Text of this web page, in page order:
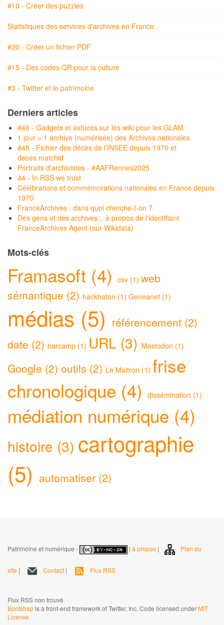
#10 - Créer des puzzles
Statistiques des services d'archives en France
#20 - Créer un fichier PDF
#15 - Des codes QR pour la culture
#3 - Twitter et le patrimoine
Derniers articles
#46 - Gadgets et astuces sur les wiki pour les GLAM
1 jour = 1 archive (numérisée) des Archives nationales
#45 - Fichier des décès de l'INSEE depuis 1970 et
deces.matchid
Portraits d'archivistes - #AAFRennes2025
44 - In RSS we trust
Célébrations et commémorations nationales en France depuis
1970
FranceArchives : dans quoi cherche-t-on ?
Des gens et des archives... à propos de l'identifiant
FranceArchives Agent (sur Wikidata)
Mots-clés
Framasoft (4) csv (1) web
sémantique (2) hackhaton (1) Geneanet (1)
médias (5) référencement (2)
date (2) barcamp (1) URL (3) Mastodon (1)
Google (2) outils (2) Le Maitron (1) frise
chronologique (4)
dissémination (1)
médiation numérique (4)
histoire (3) cartographie
(5) automatiser (2)
Patrimoine et numérique - | à propos | Plan du
site | Contact | Flux RSS
Flux RSS non trouvé
Bootstrapis a front-end framework of Twitter, Inc. Code licensed underMIT
License.